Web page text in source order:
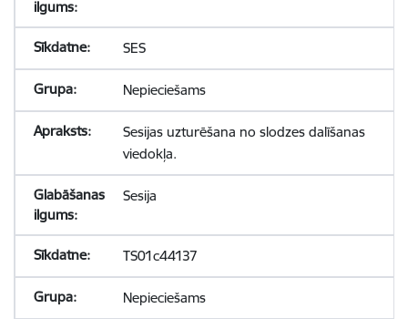
SES
Nepieciešams
Sesijas uzturēšana no slodzes dalīšanas
viedokļa.
Sesija
TS01c44137
Nepieciešams